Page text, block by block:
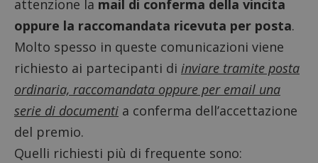
attenzione la mail di conferma della vincita
oppure la raccomandata ricevuta per posta.
Molto spesso in queste comunicazioni viene
richiesto ai partecipanti di inviare tramite posta
ordinaria, raccomandata oppure per email una
serie di documenti a conferma dell’accettazione
del premio.
Quelli richiesti più di frequente sono: